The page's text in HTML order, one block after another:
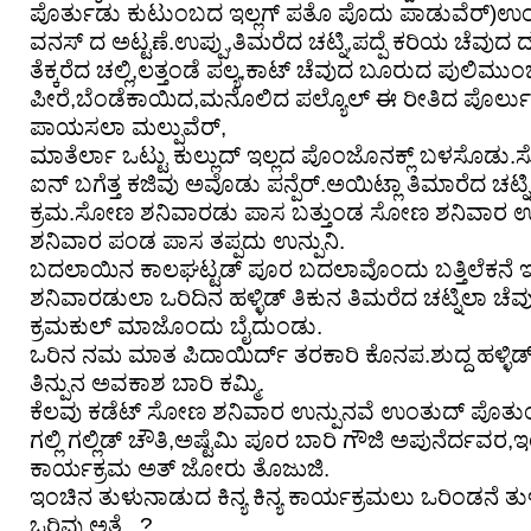
ಪೊರ್ತುಡು ಕುಟುಂಬದ ಇಲ್ಲಗ್ ಪತೊ ಪೊದು
ವನಸ್ ದ ಅಟ್ಟಣೆ.ಉಪ್ಪು,ತಿಮರೆದ ಚಟ್ನಿ,ಪದ್ಪೆ ಕರಿಯ ಚೆವುದ
ತೆಕ್ಕರೆದ ಚಲ್ಲಿ,ಲತ್ತಂಡೆ ಪಲ್ಯ,ಕಾಟ್ ಚೆವುದ ಬೂರುದ
ಪೀರೆ,ಬೆಂಡೆಕಾಯಿದ,ಮನೊಲಿದ ಪಲ್ಯೊಲ್ ಈ ರೀತಿದ
ಪಾಯಸಲಾ ಮಲ್ಪುವೆರ್,
ಮಾತೆರ್ಲಾ ಒಟ್ಟು ಕುಲ್ಲುದ್ ಇಲ್ಲದ ಪೊಂಜೊನಕ್ಲ್
ಐನ್ ಬಗೆತ್ತ ಕಜಿವು ಅವೊಡು ಪನ್ಪೆರ್.ಅಯಿಟ್ಲಾ ತಿಮಾರೆದ ಚಟ್ನಿ
ಕ್ರಮ.ಸೋಣ ಶನಿವಾರಡು ಪಾಸ ಬತ್ತುಂಡ ಸೋಣ ಶನಿವಾರ
ಶನಿವಾರ ಪಂಡ ಪಾಸ ತಪ್ಪದು ಉನ್ಪುನಿ.
ಬದಲಾಯಿನ ಕಾಲಘಟ್ಟಡ್ ಪೂರ ಬದಲಾವೊಂದು
ಶನಿವಾರಡುಲಾ ಒರಿದಿನ ಹಳ್ಳಿಡ್ ತಿಕುನ ತಿಮರೆದ ಚಟ್ನಿಲಾ
ಕ್ರಮಕುಲ್ ಮಾಜೊಂದು ಬೈದುಂಡು.
ಒರಿನ ನಮ ಮಾತ ಪಿದಾಯಿರ್ದ್ ತರಕಾರಿ ಕೊನಪ.ಶುದ್ದ
ತಿನ್ಪುನ ಅವಕಾಶ ಬಾರಿ ಕಮ್ಮಿ.
ಕೆಲವು ಕಡೆಟ್ ಸೋಣ ಶನಿವಾರ ಉನ್ಪುನವೆ ಉಂತುದ್
ಗಲ್ಲಿ ಗಲ್ಲಿಡ್ ಚೌತಿ,ಅಷ್ಟೆಮಿ ಪೂರ ಬಾರಿ ಗೌಜಿ
ಕಾರ್ಯಕ್ರಮ ಅತ್ ಜೋರು ತೊಜುಜಿ.
ಇಂಚಿನ ತುಳುನಾಡುದ ಕಿನ್ಯ ಕಿನ್ಯ ಕಾರ್ಯಕ್ರಮಲು ಒರಿಂಡನೆ
ಒರಿವು ಅತೆ...?